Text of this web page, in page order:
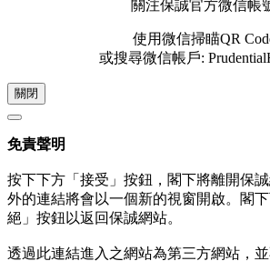
關注保誠官方微信帳
使用微信掃瞄QR
或搜尋微信帳戶:
關閉
免責聲明
按下下方「接受」按鈕，閣下將離開保
外的連結將會以一個新的視窗開啟。閣
絕」按鈕以返回保誠網站。
透過此連結進入之網站為第三方網站，